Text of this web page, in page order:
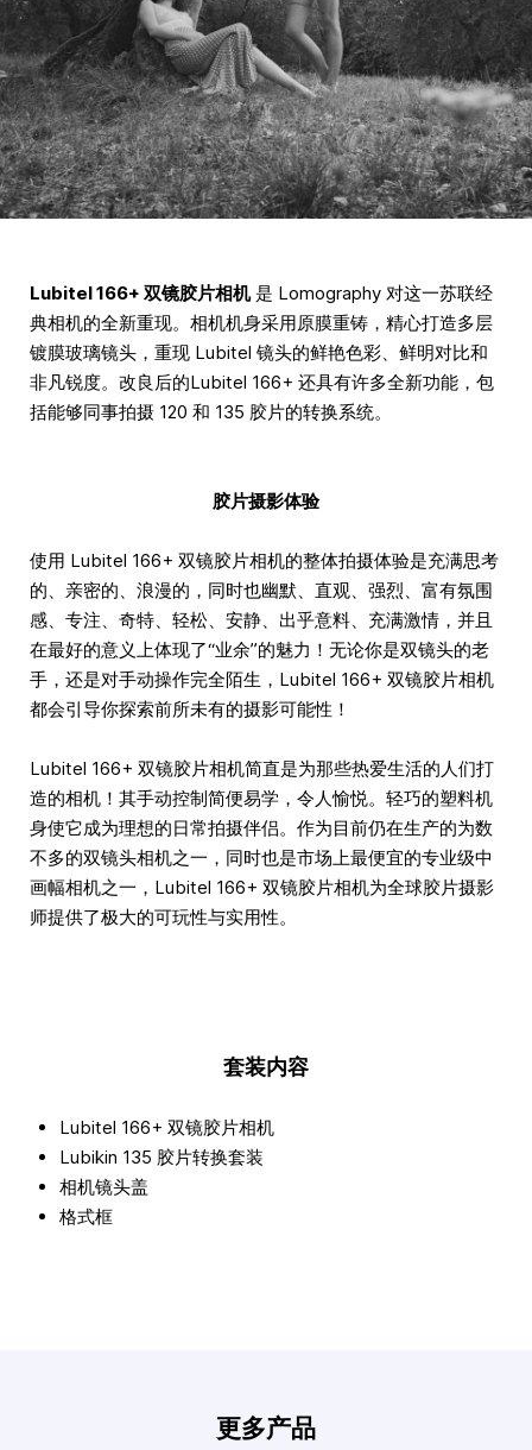
Lubitel 166+ 双镜胶片相机是 Lomography 对这一苏联经
典相机的全新重现。相机机身采用原膜重铸，精心打造多层
镀膜玻璃镜头，重现 Lubitel 镜头的鲜艳色彩、鲜明对比和
非凡锐度。改良后的Lubitel 166+ 还具有许多全新功能，包
括能够同事拍摄 120 和 135 胶片的转换系统。
胶片摄影体验
使用 Lubitel 166+ 双镜胶片相机的整体拍摄体验是充满思考
的、亲密的、浪漫的，同时也幽默、直观、强烈、富有氛围
感、专注、奇特、轻松、安静、出乎意料、充满激情，并且
在最好的意义上体现了“业余”的魅力！无论你是双镜头的老
手，还是对手动操作完全陌生，Lubitel 166+ 双镜胶片相机
都会引导你探索前所未有的摄影可能性！
Lubitel 166+ 双镜胶片相机简直是为那些热爱生活的人们打
造的相机！其手动控制简便易学，令人愉悦。轻巧的塑料机
身使它成为理想的日常拍摄伴侣。作为目前仍在生产的为数
不多的双镜头相机之一，同时也是市场上最便宜的专业级中
画幅相机之一，Lubitel 166+ 双镜胶片相机为全球胶片摄影
师提供了极大的可玩性与实用性。
套装内容
Lubitel 166+ 双镜胶片相机
Lubikin 135 胶片转换套装
相机镜头盖
格式框
更多产品